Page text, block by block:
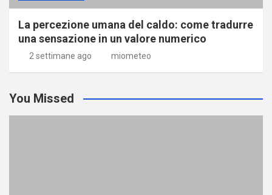
La percezione umana del caldo: come tradurre
una sensazione in un valore numerico
2 settimane ago miometeo
You Missed